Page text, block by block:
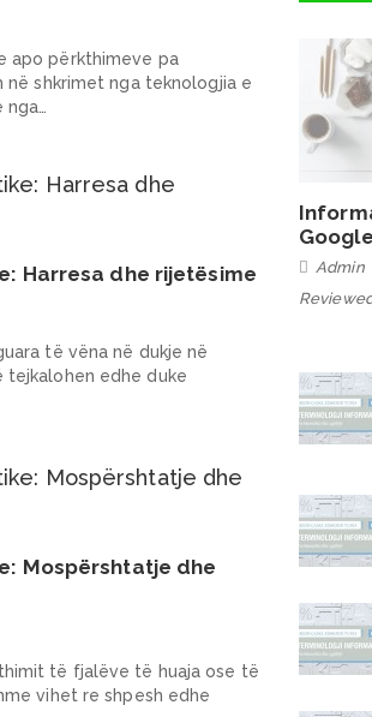
apo përkthimeve pa
shkrimet nga teknologjia e
Harresa dhe rijetësime
të vëna në dukje në
tejkalohen edhe duke
Mospërshtatje dhe
të fjalëve të huaja ose të
vihet re shpesh edhe
Google
Admin